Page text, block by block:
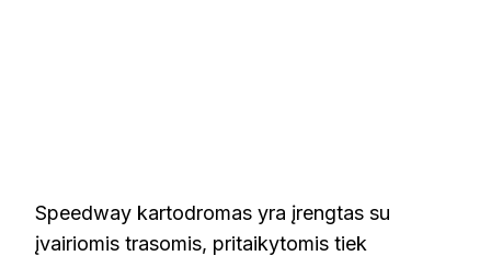
Speedway kartodromas yra įrengtas su
įvairiomis trasomis, pritaikytomis tiek